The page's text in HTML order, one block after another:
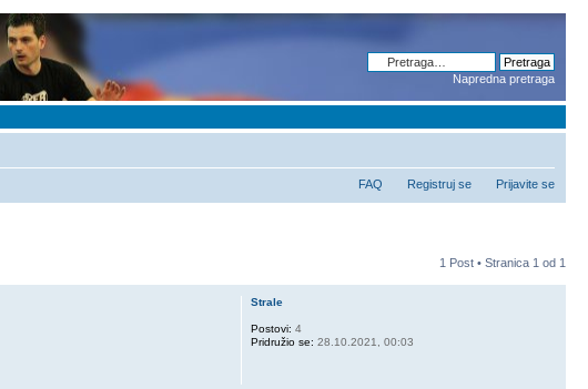
Napredna pretraga
FAQ Registruj se Prijavite se
1 Post • Stranica 1 od 1
Strale
Postovi: 4
Pridružio se: 28.10.2021, 00:03